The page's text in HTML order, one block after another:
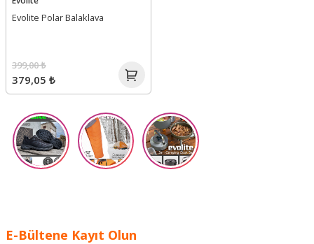
Evolite Polar Balaklava
379,05 ₺
399,00 ₺
E-Bültene Kayıt Olun